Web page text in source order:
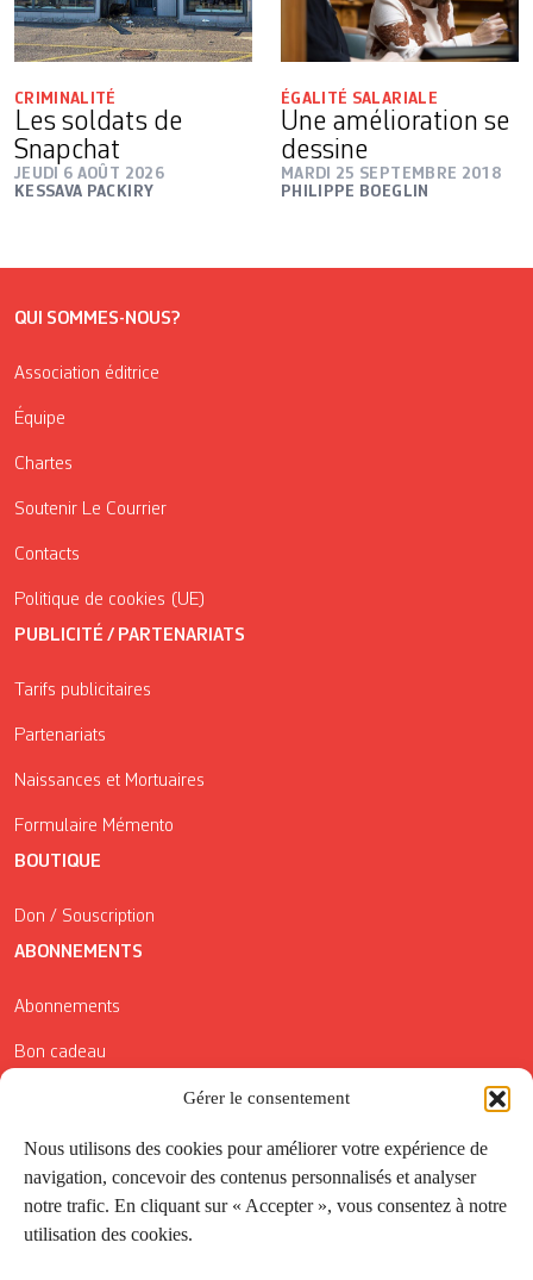
Gérer le consentement
Nous utilisons des cookies pour améliorer votre expérience de
navigation, concevoir des contenus personnalisés et analyser
notre trafic. En cliquant sur « Accepter », vous consentez à notre
utilisation des cookies.
CRIMINALITÉ
Les soldats de
Snapchat
JEUDI 6 AOÛT 2026
KESSAVA PACKIRY
ÉGALITÉ SALARIALE
Une amélioration se
dessine
MARDI 25 SEPTEMBRE 2018
PHILIPPE BOEGLIN
QUI SOMMES-NOUS?
Association éditrice
Équipe
Chartes
Soutenir Le Courrier
Contacts
Politique de cookies (UE)
PUBLICITÉ / PARTENARIATS
Tarifs publicitaires
Partenariats
Naissances et Mortuaires
Formulaire Mémento
BOUTIQUE
Don / Souscription
ABONNEMENTS
Abonnements
Bon cadeau
Conditions générales de vente
Réductions de la Carte Côté Courrier
Application